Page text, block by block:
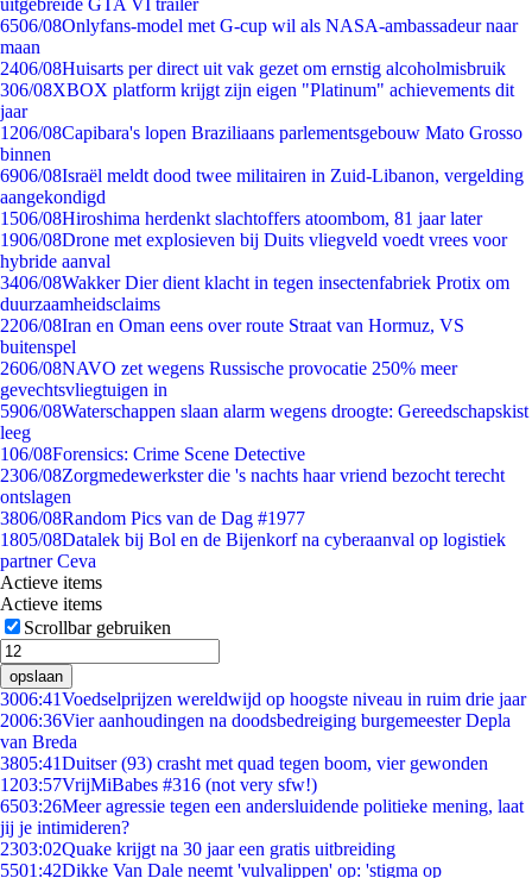
uitgebreide GTA VI trailer
6506/08Onlyfans-model met G-cup wil als NASA-ambassadeur naar
maan
2406/08Huisarts per direct uit vak gezet om ernstig alcoholmisbruik
306/08XBOX platform krijgt zijn eigen "Platinum" achievements dit
jaar
1206/08Capibara's lopen Braziliaans parlementsgebouw Mato Grosso
binnen
6906/08Israël meldt dood twee militairen in Zuid-Libanon, vergelding
aangekondigd
1506/08Hiroshima herdenkt slachtoffers atoombom, 81 jaar later
1906/08Drone met explosieven bij Duits vliegveld voedt vrees voor
hybride aanval
3406/08Wakker Dier dient klacht in tegen insectenfabriek Protix om
duurzaamheidsclaims
2206/08Iran en Oman eens over route Straat van Hormuz, VS
buitenspel
2606/08NAVO zet wegens Russische provocatie 250% meer
gevechtsvliegtuigen in
5906/08Waterschappen slaan alarm wegens droogte: Gereedschapskist
leeg
106/08Forensics: Crime Scene Detective
2306/08Zorgmedewerkster die 's nachts haar vriend bezocht terecht
ontslagen
3806/08Random Pics van de Dag #1977
1805/08Datalek bij Bol en de Bijenkorf na cyberaanval op logistiek
partner Ceva
Actieve items
Actieve items
Scrollbar gebruiken
opslaan
3006:41Voedselprijzen wereldwijd op hoogste niveau in ruim drie jaar
2006:36Vier aanhoudingen na doodsbedreiging burgemeester Depla
van Breda
3805:41Duitser (93) crasht met quad tegen boom, vier gewonden
1203:57VrijMiBabes #316 (not very sfw!)
6503:26Meer agressie tegen een andersluidende politieke mening, laat
jij je intimideren?
2303:02Quake krijgt na 30 jaar een gratis uitbreiding
5501:42Dikke Van Dale neemt 'vulvalippen' op: 'stigma op